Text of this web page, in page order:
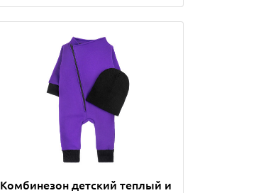
Комбинезон детский теплый и